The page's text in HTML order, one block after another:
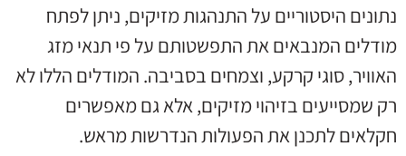
נתונים היסטוריים על התנהגות מזיקים, ניתן לפתח
מודלים המנבאים את התפשטותם על פי תנאי מזג
האוויר, סוגי קרקע, וצמחים בסביבה. המודלים הללו לא
רק שמסייעים בזיהוי מזיקים, אלא גם מאפשרים
חקלאים לתכנן את הפעולות הנדרשות מראש.